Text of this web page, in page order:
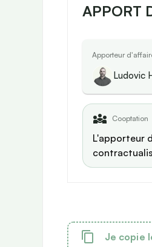
APPORT
Apporteur
Ludovic
Cooptation
L'apporteur
Je copie